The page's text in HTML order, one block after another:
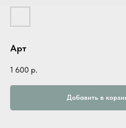
Арт
1 600 р.
Добавить в